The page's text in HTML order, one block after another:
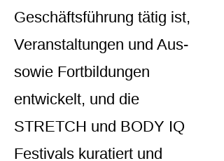
Geschäftsführung tätig ist,
Veranstaltungen und Aus-
sowie Fortbildungen
entwickelt, und die
STRETCH und BODY IQ
Festivals kuratiert und